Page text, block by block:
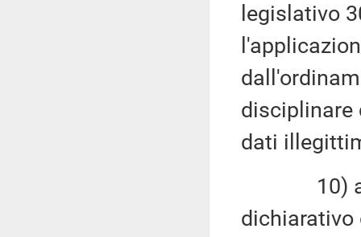
legislativo
disciplinare
dati
10) alla
dichiarativo